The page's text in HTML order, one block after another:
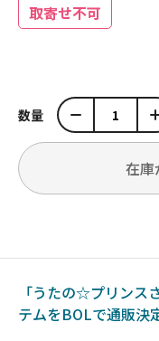
取寄せ不可
数量
在庫
「うたの☆プリン
テムをBOLで通販決